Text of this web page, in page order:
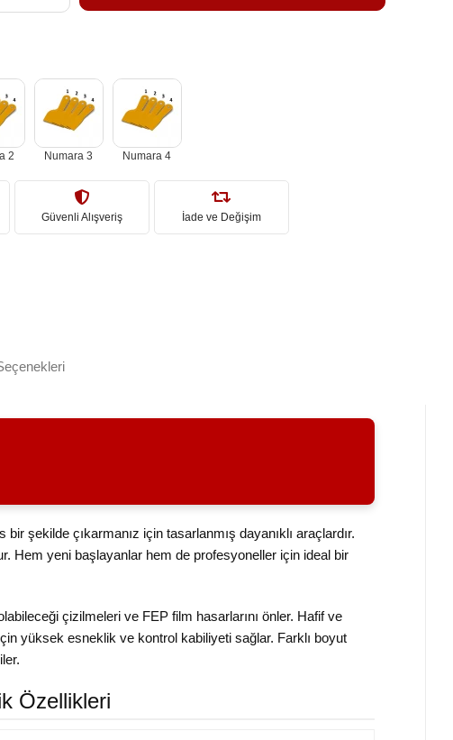
2 Numara 3 Numara 4
Güvenli Alışveriş İade ve Değişim
şekilde çıkarmanız için tasarlanmış dayanıklı araçlardır.
Hem yeni başlayanlar hem de profesyoneller için ideal bir
çizilmeleri ve FEP film hasarlarını önler. Hafif ve
yüksek esneklik ve kontrol kabiliyeti sağlar. Farklı boyut
Özellikleri